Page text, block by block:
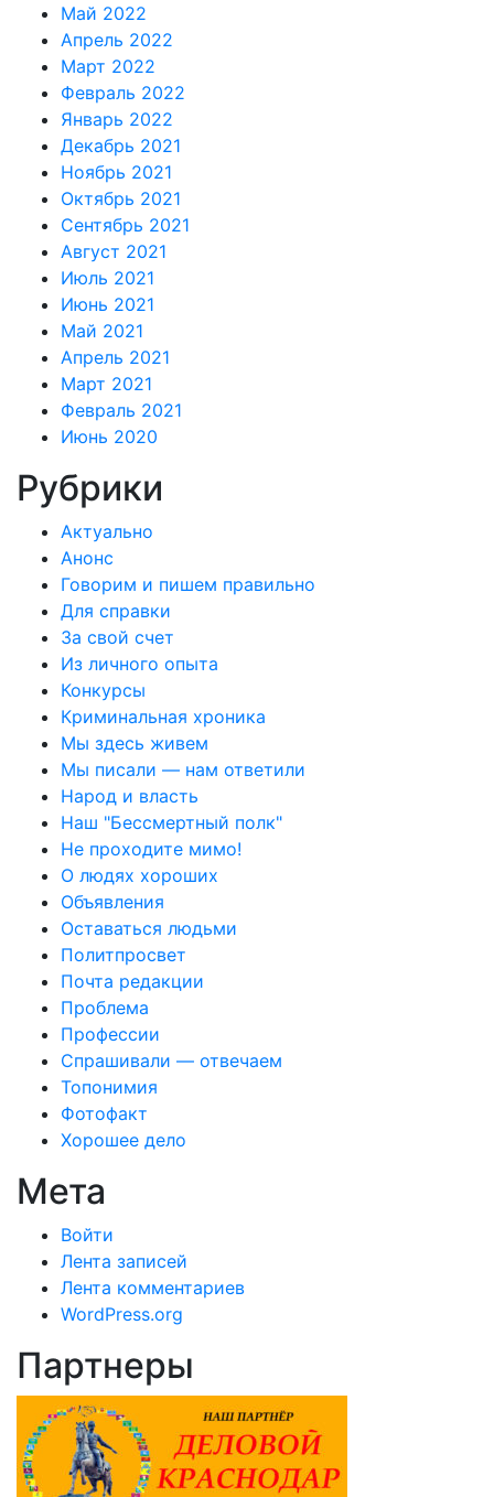
Май 2022
Апрель 2022
Март 2022
Февраль 2022
Январь 2022
Декабрь 2021
Ноябрь 2021
Октябрь 2021
Сентябрь 2021
Август 2021
Июль 2021
Июнь 2021
Май 2021
Апрель 2021
Март 2021
Февраль 2021
Июнь 2020
Рубрики
Актуально
Анонс
Говорим и пишем правильно
Для справки
За свой счет
Из личного опыта
Конкурсы
Криминальная хроника
Мы здесь живем
Мы писали — нам ответили
Народ и власть
Наш "Бессмертный полк"
Не проходите мимо!
О людях хороших
Объявления
Оставаться людьми
Политпросвет
Почта редакции
Проблема
Профессии
Спрашивали — отвечаем
Топонимия
Фотофакт
Хорошее дело
Мета
Войти
Лента записей
Лента комментариев
WordPress.org
Партнеры